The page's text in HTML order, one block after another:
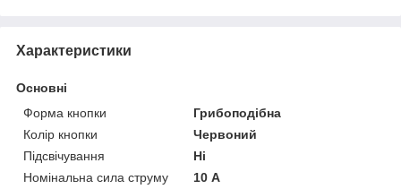
Характеристики
Основні
Форма кнопки
Грибоподібна
Колір кнопки
Червоний
Підсвічування
Ні
Номінальна сила струму
10 А